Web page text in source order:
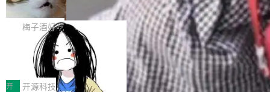
但对于金融、能源、医疗等对数据安全要求较...
Token花在哪里、算力是否被充分利用，以及持
续增长的AI成本该如何优化。 深信服AI算力网关
正是围绕这些实际问题，从Token治理和成本治
理两个方面，让用户的每一份算力都看得清、管
得住、用得稳、省得下、更安全！ 一、从现在开
始，Token使用一目...
不是一个人走。一同离开的还有 Sanjay Ghema
wat（Google 员工编号 23，Jeff Dean 二十多
年的编程搭档，MapReduce 和 Bigtable 的共同
作者）、Quoc Le（Google 大脑核心成员，Se
q2Seq 和 DocAI 的共同发明人）以及 Oriol Vin
yals（Gemini 联合负责人，AlphaSta...
字体可调、22 种语言、记忆搜索增强
打开终端就能上岗的全中文编码智能体，这一轮
把「看得清、用母语、记得住」三件事一次补
齐。 SolonCode 是什么 SolonCode 是杭州无
耳科技研发的企业级终端编码智能体——一位全
中文驱动的数字员工，自主理解需求、规划步
骤、编写代码。不挑模型、不挑平台，curl 一行
梅子酒好吃
让“代码语义理解”深度释放AI Coding
价值潜能：华为云码道（CodeArts）
代码仓技术解析
一、代码仓深度理解技术的作用与价值 在软件工
程实践中，代码仓是企业核心知识资产的主要载
开 开源科技